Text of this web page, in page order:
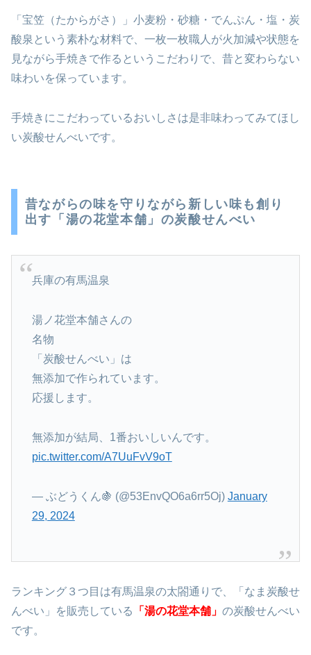
「宝笠（たからがさ）」小麦粉・砂糖・でんぷん・塩・炭
酸泉という素朴な材料で、一枚一枚職人が火加減や状態を
見ながら手焼きで作るというこだわりで、昔と変わらない
味わいを保っています。
手焼きにこだわっているおいしさは是非味わってみてほし
い炭酸せんべいです。
昔ながらの味を守りながら新しい味も創り
出す「湯の花堂本舗」の炭酸せんべい
兵庫の有馬温泉
湯ノ花堂本舗さんの
名物
「炭酸せんべい」は
無添加で作られています。
応援します。
無添加が結局、1番おいしいんです。
pic.twitter.com/A7UuFvV9oT
— ぶどうくん🍇 (@53EnvQO6a6rr5Oj) January
29, 2024
ランキング３つ目は有馬温泉の太閤通りで、「なま炭酸せ
んべい」を販売している
「湯の花堂本舗」 の炭酸せんべい
です。